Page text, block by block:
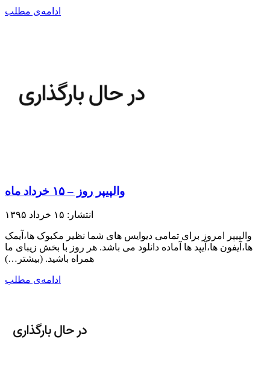
ادامه‌ی مطلب
والپیپر روز – ۱۵ خرداد ماه
انتشار: ۱۵ خرداد ۱۳۹۵
والپیپر امروز برای تمامی دیوایس های شما نظیر مکبوک ها،آیمک
ها،آیفون ها،آیپد ها آماده دانلود می باشد. هر روز با بخش زیبای ما
همراه باشید.​ (بیشتر…)
ادامه‌ی مطلب